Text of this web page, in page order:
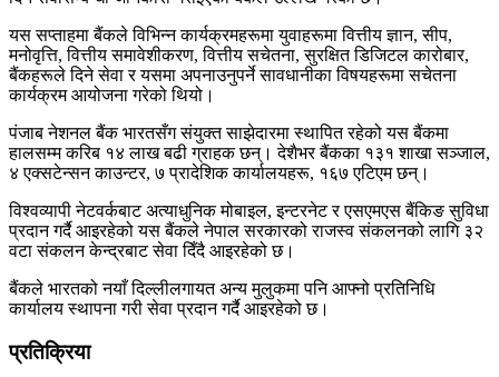
यस सप्ताहमा बैंकले विभिन्न कार्यक्रमहरूमा युवाहरूमा वित्तीय ज्ञान, सीप,
मनोवृत्ति, वित्तीय समावेशीकरण, वित्तीय सचेतना, सुरक्षित डिजिटल कारोबार,
बैंकहरूले दिने सेवा र यसमा अपनाउनुपर्ने सावधानीका विषयहरूमा सचेतना
कार्यक्रम आयोजना गरेको थियो।
पंजाब नेशनल बैंक भारतसँग संयुक्त साझेदारमा स्थापित रहेको यस बैंकमा
हालसम्म करिब १४ लाख बढी ग्राहक छन्। देशैभर बैंकका १३१ शाखा सञ्जाल,
४ एक्सटेन्सन काउन्टर, ७ प्रादेशिक कार्यालयहरू, १६७ एटिएम छन्।
विश्वव्यापी नेटवर्कबाट अत्याधुनिक मोबाइल, इन्टरनेट र एसएमएस बैंकिङ सुविधा
प्रदान गर्दै आइरहेको यस बैंकले नेपाल सरकारको राजस्व संकलनको लागि ३२
वटा संकलन केन्द्रबाट सेवा दिँदै आइरहेको छ।
बैंकले भारतको नयाँ दिल्लीलगायत अन्य मुलुकमा पनि आफ्नो प्रतिनिधि
कार्यालय स्थापना गरी सेवा प्रदान गर्दै आइरहेको छ।
प्रतिक्रिया